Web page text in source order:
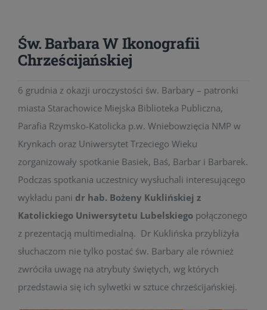
Św. Barbara W Ikonografii
Chrześcijańskiej
6 grudnia z okazji uroczystości św. Barbary – patronki
miasta Starachowice Miejska Biblioteka Publiczna,
Parafia Rzymsko-Katolicka p.w. Wniebowzięcia NMP w
Krynkach oraz Uniwersytet Trzeciego Wieku
zorganizowały spotkanie Basiek, Baś, Barbar i Barbarek.
Podczas spotkania uczestnicy wysłuchali interesującego
wykładu pani dr hab. Bożeny Kuklińskiej z
Katolickiego Uniwersytetu Lubelskiegopołączonego
z prezentacją multimedialną. Dr Kuklińska przybliżyła
słuchaczom nie tylko postać św. Barbary ale również
zwróciła uwagę na atrybuty świętych, wg których
przedstawia się ich sylwetki w sztuce chrześcijańskiej.